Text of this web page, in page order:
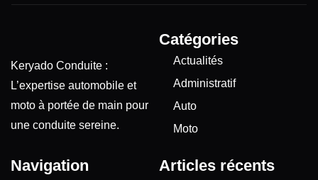
Keryado Conduite :
L’expertise automobile et
moto à portée de main pour
une conduite sereine.
Catégories
Actualités
Administratif
Auto
Moto
Navigation Articles récents